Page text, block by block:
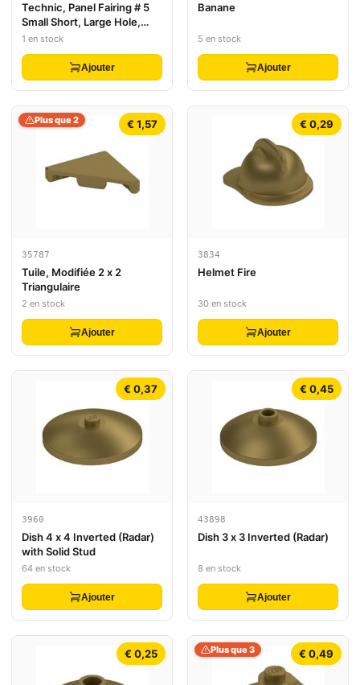
Technic, Panel Fairing # 5
Small Short, Large Hole,
Side A
1 en stock
Ajouter
Banane
5 en stock
Ajouter
€ 1,57
Plus que 2
35787
Tuile, Modifiée 2 x 2
Triangulaire
2 en stock
Ajouter
€ 0,29
3834
Helmet Fire
30 en stock
Ajouter
€ 0,37
3960
Dish 4 x 4 Inverted (Radar)
with Solid Stud
64 en stock
Ajouter
€ 0,45
43898
Dish 3 x 3 Inverted (Radar)
8 en stock
Ajouter
€ 0,25 € 0,49
Plus que 3